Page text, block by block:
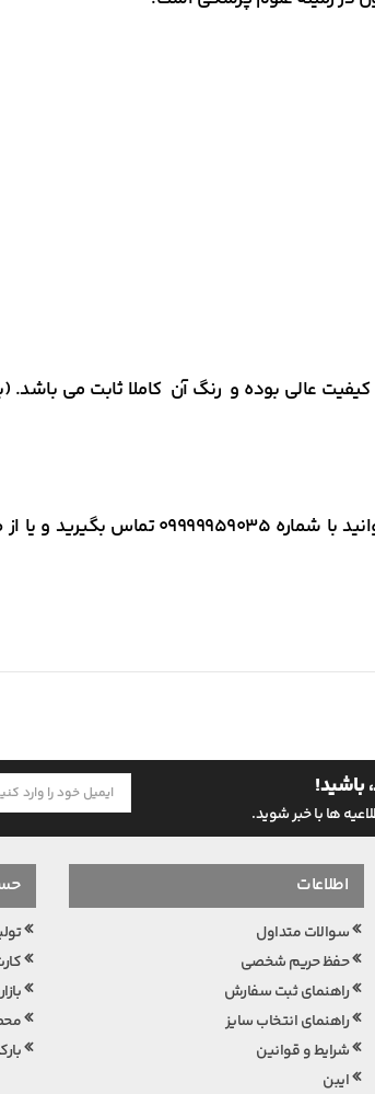
عالی بوده و رنگ آن کاملا ثابت می باشد.
در صورتی که در رابطه با محصول، روند ثبت سفارش و دریافت
باشید!
ها با خبر شوید.
اطلاعات
سوالات متداول
حفظ حریم شخصی
راهنمای ثبت سفارش
راهنمای انتخاب سایز
شرایط و قوانین
ایبن